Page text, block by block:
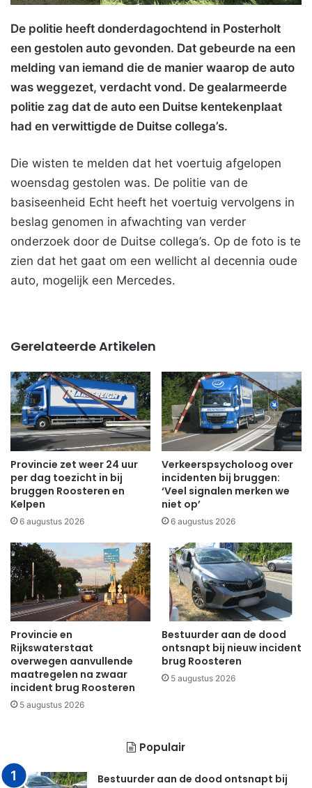
De politie heeft donderdagochtend in Posterholt
een gestolen auto gevonden. Dat gebeurde na een
melding van iemand die de manier waarop de auto
was weggezet, verdacht vond. De gealarmeerde
politie zag dat de auto een Duitse kentekenplaat
had en verwittigde de Duitse collega’s.
Die wisten te melden dat het voertuig afgelopen
woensdag gestolen was. De politie van de
basiseenheid Echt heeft het voertuig vervolgens in
beslag genomen in afwachting van verder
onderzoek door de Duitse collega’s. Op de foto is te
zien dat het gaat om een wellicht al decennia oude
auto, mogelijk een Mercedes.
Gerelateerde Artikelen
Provincie zet weer 24 uur
per dag toezicht in bij
bruggen Roosteren en
Kelpen
6 augustus 2026
Verkeerspsycholoog over
incidenten bij bruggen:
‘Veel signalen merken we
niet op’
6 augustus 2026
Provincie en
Rijkswaterstaat
overwegen aanvullende
maatregelen na zwaar
incident brug Roosteren
5 augustus 2026
Bestuurder aan de dood
ontsnapt bij nieuw incident
brug Roosteren
5 augustus 2026
Populair
Bestuurder aan de dood ontsnapt bij